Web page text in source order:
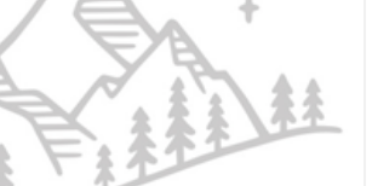
LIRE L'ARTICLE